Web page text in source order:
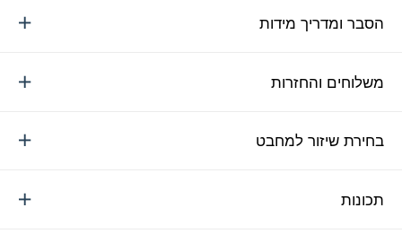
הסבר ומדריך מידות
משלוחים והחזרות
בחירת שיזור למחבט
תכונות